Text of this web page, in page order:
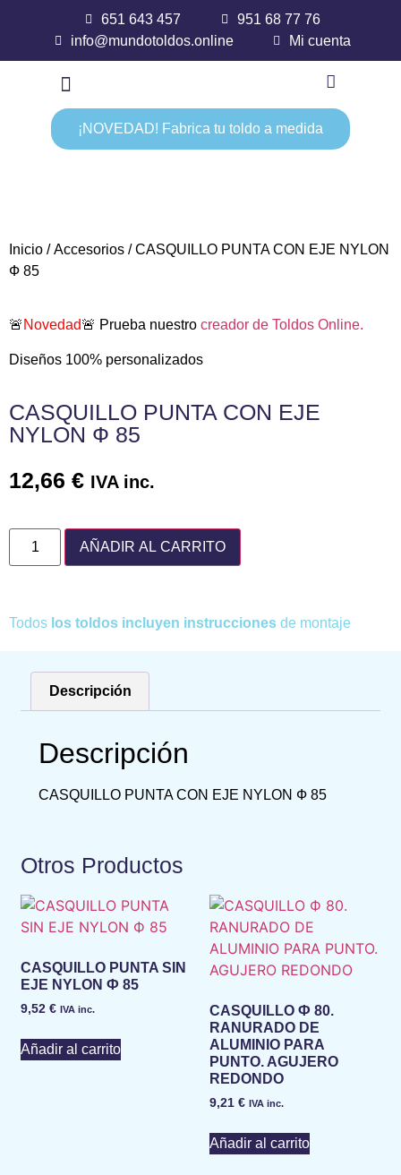
651 643 457
951 68 77 76
info@mundotoldos.online
Mi cuenta
¡NOVEDAD! Fabrica tu toldo a medida
Inicio / Accesorios / CASQUILLO PUNTA CON EJE NYLON
Ф 85
🚨 Novedad🚨 Prueba nuestro creador de Toldos Online.
Diseños 100% personalizados
CASQUILLO PUNTA CON EJE
NYLON Ф 85
12,66 € IVA inc.
AÑADIR AL CARRITO
Todos los toldos incluyen instrucciones de montaje
Descripción
Descripción
CASQUILLO PUNTA CON EJE NYLON Ф 85
Otros Productos
CASQUILLO PUNTA SIN
EJE NYLON Ф 85
9,52€ IVA inc.
Añadir al carrito
CASQUILLO Ф 80.
RANURADO DE
ALUMINIO PARA
PUNTO. AGUJERO
REDONDO
9,21 € IVA inc.
Añadir al carrito